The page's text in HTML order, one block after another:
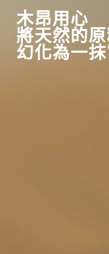
全台門市
木昂用心
將天然的
幻化為一